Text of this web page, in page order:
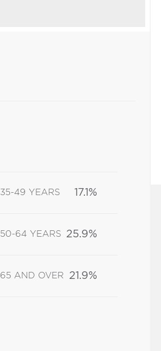
35-49 YEARS 17.1%
50-64 YEARS 25.9%
65 AND OVER 21.9%